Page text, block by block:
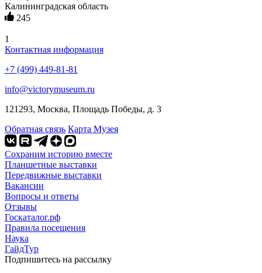
Калининградская область
245
1
Контактная информация
+7 (499) 449-81-81
info@victorymuseum.ru
121293, Москва, Площадь Победы, д. 3
Обратная связь Карта Музея
Сохраним историю вместе
Планшетные выставки
Передвижные выставки
Вакансии
Вопросы и ответы
Отзывы
Госкаталог.рф
Правила посещения
Наука
ГайдТур
Подпишитесь на рассылку